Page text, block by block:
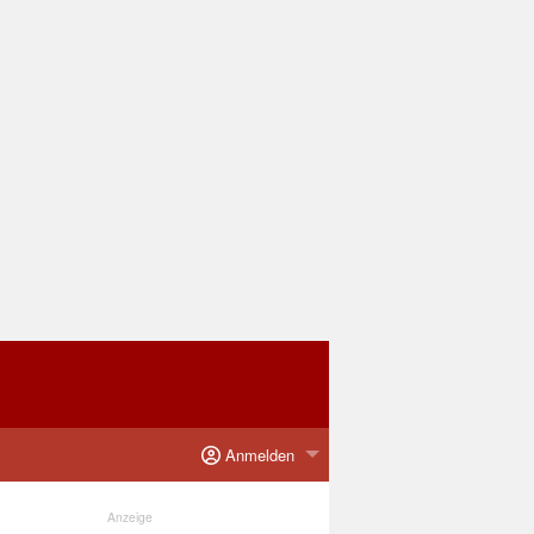
Anmelden
Anzeige